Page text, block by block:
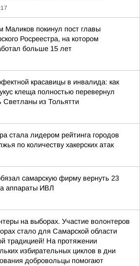
Маликов покинул пост главы
Росреестра, на котором
больше 15 лет
красавицы в инвалида: как
клеща полностью перевернул
Светланы из Тольятти
стала лидером рейтинга городов
по количеству хакерских атак
самарскую фирму вернуть 23
аппараты ИВЛ
на выборах. Участие волонтеров
стало для Самарской области
традицией! На протяжении
избирательных циклов в дни
добровольцы помогают